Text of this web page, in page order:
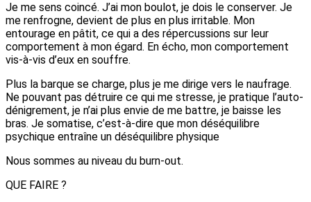
Je me sens coincé. J’ai mon boulot, je dois le conserver. Je
me renfrogne, devient de plus en plus irritable. Mon
entourage en pâtit, ce qui a des répercussions sur leur
comportement à mon égard. En écho, mon comportement
vis-à-vis d’eux en souffre.
Plus la barque se charge, plus je me dirige vers le naufrage.
Ne pouvant pas détruire ce qui me stresse, je pratique l’auto-
dénigrement, je n’ai plus envie de me battre, je baisse les
bras. Je somatise, c’est-à-dire que mon déséquilibre
psychique entraîne un déséquilibre physique
Nous sommes au niveau du burn-out.
QUE FAIRE ?